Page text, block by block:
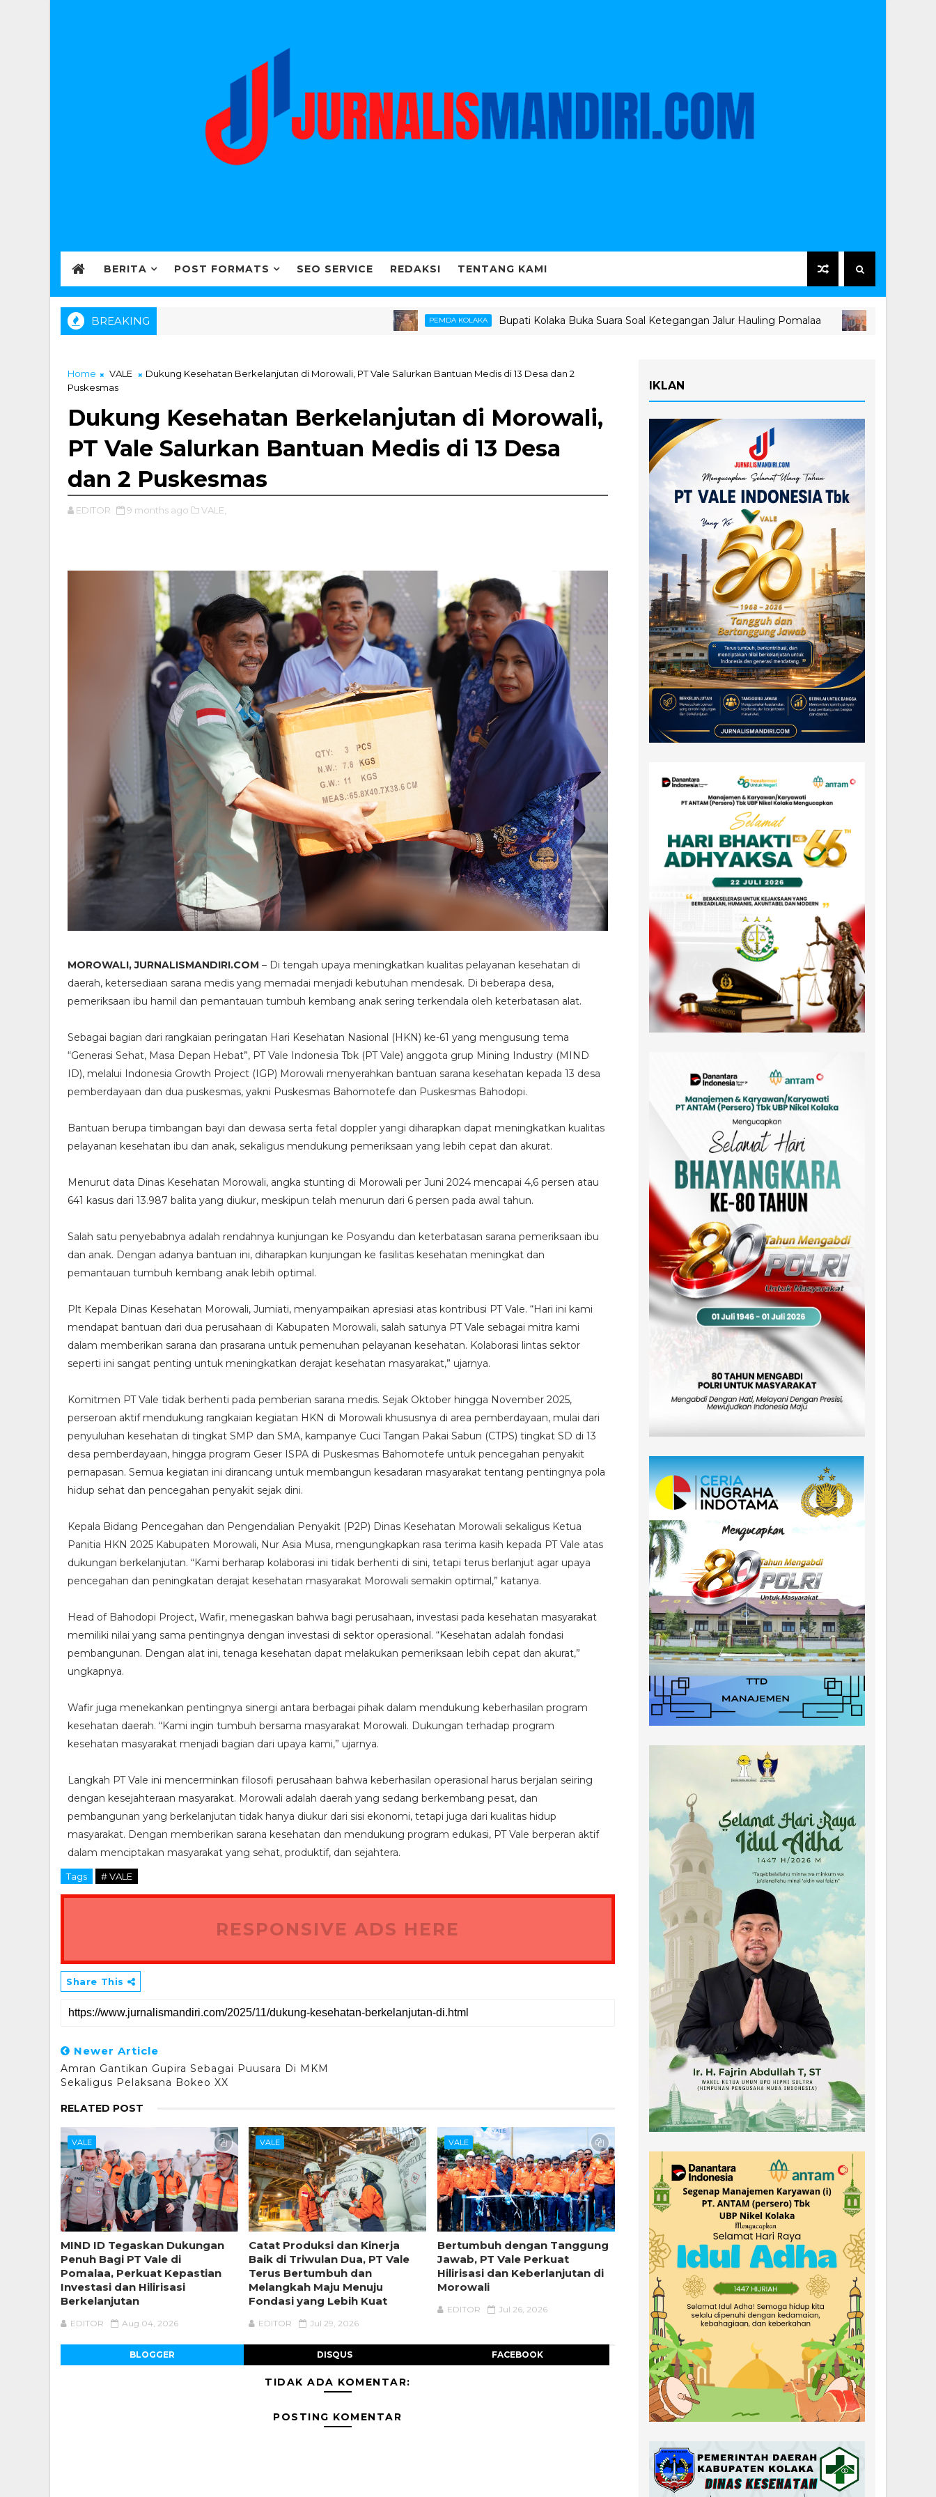
BERITA POST FORMATS SEO SERVICE REDAKSI TENTANG KAMI
BREAKING PEMDA KOLAKA Bupati Kolaka Buka Suara Soal Ketegangan Jalur Hauling Pomalaa VALE MIND ID
Home VALE
Dukung Kesehatan Berkelanjutan di Morowali, PT Vale Salurkan Bantuan Medis di 13 Desa dan 2
Puskesmas
Dukung Kesehatan Berkelanjutan di Morowali,
PT Vale Salurkan Bantuan Medis di 13 Desa
dan 2 Puskesmas
EDITOR 9 months ago VALE,
MOROWALI, JURNALISMANDIRI.COM – Di tengah upaya meningkatkan kualitas pelayanan kesehatan di
daerah, ketersediaan sarana medis yang memadai menjadi kebutuhan mendesak. Di beberapa desa,
pemeriksaan ibu hamil dan pemantauan tumbuh kembang anak sering terkendala oleh keterbatasan alat.
Sebagai bagian dari rangkaian peringatan Hari Kesehatan Nasional (HKN) ke-61 yang mengusung tema
“Generasi Sehat, Masa Depan Hebat”, PT Vale Indonesia Tbk (PT Vale) anggota grup Mining Industry (MIND
ID), melalui Indonesia Growth Project (IGP) Morowali menyerahkan bantuan sarana kesehatan kepada 13 desa
pemberdayaan dan dua puskesmas, yakni Puskesmas Bahomotefe dan Puskesmas Bahodopi.
Bantuan berupa timbangan bayi dan dewasa serta fetal doppler yangi diharapkan dapat meningkatkan kualitas
pelayanan kesehatan ibu dan anak, sekaligus mendukung pemeriksaan yang lebih cepat dan akurat.
Menurut data Dinas Kesehatan Morowali, angka stunting di Morowali per Juni 2024 mencapai 4,6 persen atau
641 kasus dari 13.987 balita yang diukur, meskipun telah menurun dari 6 persen pada awal tahun.
Salah satu penyebabnya adalah rendahnya kunjungan ke Posyandu dan keterbatasan sarana pemeriksaan ibu
dan anak. Dengan adanya bantuan ini, diharapkan kunjungan ke fasilitas kesehatan meningkat dan
pemantauan tumbuh kembang anak lebih optimal.
Plt Kepala Dinas Kesehatan Morowali, Jumiati, menyampaikan apresiasi atas kontribusi PT Vale. “Hari ini kami
mendapat bantuan dari dua perusahaan di Kabupaten Morowali, salah satunya PT Vale sebagai mitra kami
dalam memberikan sarana dan prasarana untuk pemenuhan pelayanan kesehatan. Kolaborasi lintas sektor
seperti ini sangat penting untuk meningkatkan derajat kesehatan masyarakat,” ujarnya.
Komitmen PT Vale tidak berhenti pada pemberian sarana medis. Sejak Oktober hingga November 2025,
perseroan aktif mendukung rangkaian kegiatan HKN di Morowali khususnya di area pemberdayaan, mulai dari
penyuluhan kesehatan di tingkat SMP dan SMA, kampanye Cuci Tangan Pakai Sabun (CTPS) tingkat SD di 13
desa pemberdayaan, hingga program Geser ISPA di Puskesmas Bahomotefe untuk pencegahan penyakit
pernapasan. Semua kegiatan ini dirancang untuk membangun kesadaran masyarakat tentang pentingnya pola
hidup sehat dan pencegahan penyakit sejak dini.
Kepala Bidang Pencegahan dan Pengendalian Penyakit (P2P) Dinas Kesehatan Morowali sekaligus Ketua
Panitia HKN 2025 Kabupaten Morowali, Nur Asia Musa, mengungkapkan rasa terima kasih kepada PT Vale atas
dukungan berkelanjutan. “Kami berharap kolaborasi ini tidak berhenti di sini, tetapi terus berlanjut agar upaya
pencegahan dan peningkatan derajat kesehatan masyarakat Morowali semakin optimal,” katanya.
Head of Bahodopi Project, Wafir, menegaskan bahwa bagi perusahaan, investasi pada kesehatan masyarakat
memiliki nilai yang sama pentingnya dengan investasi di sektor operasional. “Kesehatan adalah fondasi
pembangunan. Dengan alat ini, tenaga kesehatan dapat melakukan pemeriksaan lebih cepat dan akurat,”
ungkapnya.
Wafir juga menekankan pentingnya sinergi antara berbagai pihak dalam mendukung keberhasilan program
kesehatan daerah. “Kami ingin tumbuh bersama masyarakat Morowali. Dukungan terhadap program
kesehatan masyarakat menjadi bagian dari upaya kami,” ujarnya.
Langkah PT Vale ini mencerminkan filosofi perusahaan bahwa keberhasilan operasional harus berjalan seiring
dengan kesejahteraan masyarakat. Morowali adalah daerah yang sedang berkembang pesat, dan
pembangunan yang berkelanjutan tidak hanya diukur dari sisi ekonomi, tetapi juga dari kualitas hidup
masyarakat. Dengan memberikan sarana kesehatan dan mendukung program edukasi, PT Vale berperan aktif
dalam menciptakan masyarakat yang sehat, produktif, dan sejahtera.
Tags # VALE
RESPONSIVE ADS HERE
Share This
Newer Article
Amran Gantikan Gupira Sebagai Puusara Di MKM
Sekaligus Pelaksana Bokeo XX
RELATED POST
VALE
MIND ID Tegaskan Dukungan
Penuh Bagi PT Vale di
Pomalaa, Perkuat Kepastian
Investasi dan Hilirisasi
Berkelanjutan
EDITOR Aug 04, 2026
VALE
Catat Produksi dan Kinerja
Baik di Triwulan Dua, PT Vale
Terus Bertumbuh dan
Melangkah Maju Menuju
Fondasi yang Lebih Kuat
EDITOR Jul 29, 2026
VALE
Bertumbuh dengan Tanggung
Jawab, PT Vale Perkuat
Hilirisasi dan Keberlanjutan di
Morowali
EDITOR Jul 26, 2026
BLOGGER DISQUS FACEBOOK
TIDAK ADA KOMENTAR:
POSTING KOMENTAR
IKLAN